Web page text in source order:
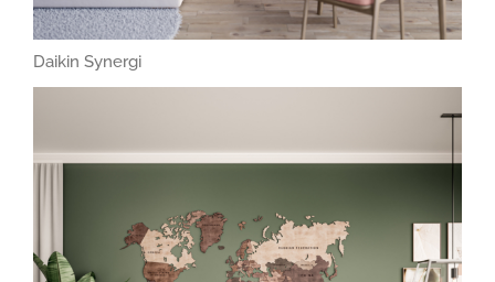
Daikin Synergi